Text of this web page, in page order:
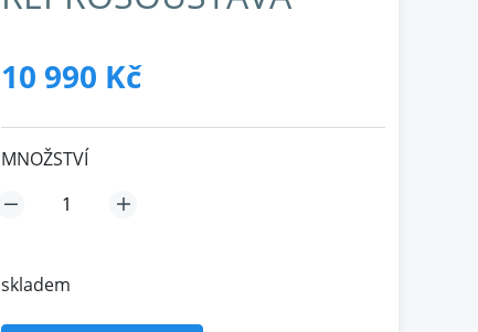
10 990 Kč
MNOŽSTVÍ
skladem